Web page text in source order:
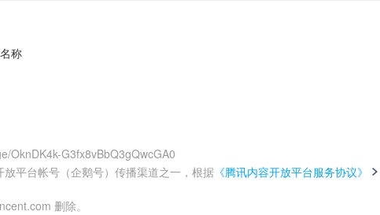
称
OknDK4k-G3fx8vBbQ3gQwcGA0
平台帐号（企鹅号）传播渠道之一，根据 《腾讯内容开放平台服务协议》
删除。